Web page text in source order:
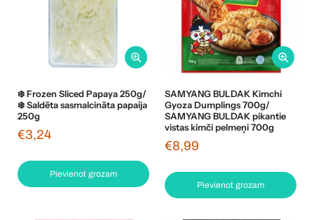
❄️ Frozen Sliced Papaya 250g/
❄️ Saldēta sasmalcināta papaija
250g
€3,24
Pievienot grozam
SAMYANG BULDAK Kimchi
Gyoza Dumplings 700g/
SAMYANG BULDAK pikantie
vistas kimči pelmeņi 700g
€8,99
Pievienot grozam